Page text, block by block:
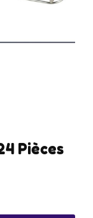
Pièces